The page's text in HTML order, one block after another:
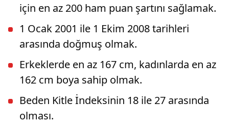
için en az 200 ham puan şartını sağlamak.
1 Ocak 2001 ile 1 Ekim 2008 tarihleri
arasında doğmuş olmak.
Erkeklerde en az 167 cm, kadınlarda en az
162 cm boya sahip olmak.
Beden Kitle İndeksinin 18 ile 27 arasında
olması.